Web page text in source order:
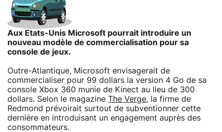
Aux Etats-Unis Microsoft pourrait introduire un
nouveau modèle de commercialisation pour sa
console de jeux.
Outre-Atlantique, Microsoft envisagerait de
commercialiser pour 99 dollars la version 4 Go de sa
console Xbox 360 munie de Kinect au lieu de 300
dollars. Selon le magazine The Verge, la firme de
Redmond prévoirait surtout de subventionner cette
dernière en introduisant un engagement auprès des
consommateurs.